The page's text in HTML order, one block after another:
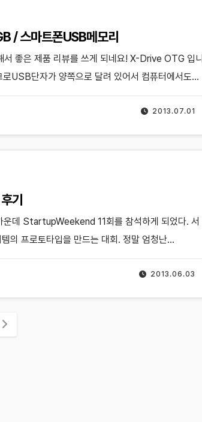
/ 스마트폰USB메모리
2013.07.01
좋은 제품 리뷰를 쓰게 되네요! X-Drive OTG 입니
USB단자가 양쪽으로 달려 있어서 컴퓨터에서도…
기
2013.06.03
운데 StartupWeekend 11회를 참석하게 되었다. 서
의 프로토타입을 만드는 대회. 정말 엄청난…